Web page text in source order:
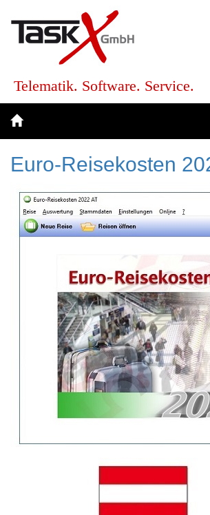
Telematik. Software. Service.
Euro-Reisekosten